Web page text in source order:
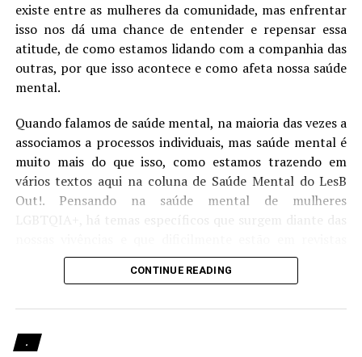
filme de 1985 vale seu tempo
DON'T MISS
Resenha | O centro de todo o caos – uma narrativa
sensível sobre saúde mental
Luana Vale
Psicóloga, potiguar, empreendedora e lésbica. Assume que é
fã de divas pop (mais do que gostaria). Tem a meta de um dia
zerar a lista de séries que deixou acumular.
existe entre as mulheres da comunidade, mas enfrentar
isso nos dá uma chance de entender e repensar essa
atitude, de como estamos lidando com a companhia das
outras, por que isso acontece e como afeta nossa saúde
mental.
Quando falamos de saúde mental, na maioria das vezes a
associamos a processos individuais, mas saúde mental é
muito mais do que isso, como estamos trazendo em
vários textos aqui na coluna de Saúde Mental do LesB
Out!. Pensando na saúde mental de mulheres
LGBTQIA+, há temas específicos que surgem diante das
científicas ou são temas de estudos feitos na área
acadêmica, mas que estão sendo discutidos e percebidos
LesB Saúde | Prevenção de ISTs para mulheres
CONTINUE READING
.